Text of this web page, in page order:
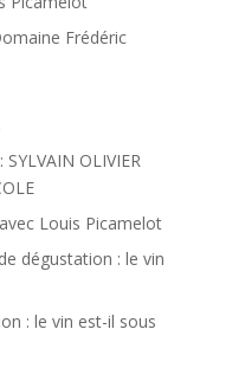
Frédéric
SYLVAIN OLIVIER
Louis Picamelot
dégustation : le vin
: le vin est-il sous